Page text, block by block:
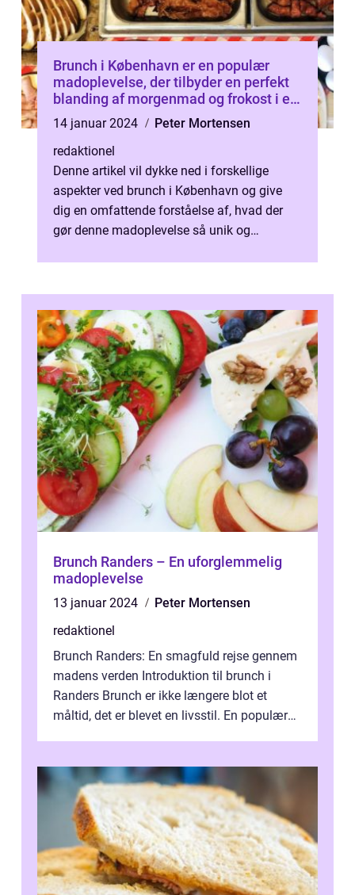
Brunch i København er en populær
madoplevelse, der tilbyder en perfekt
blanding af morgenmad og frokost i en
afslappet atmosfære
14 januar 2024
Peter Mortensen
redaktionel
Denne artikel vil dykke ned i forskellige
aspekter ved brunch i København og give
dig en omfattende forståelse af, hvad der
gør denne madoplevelse så unik og
Brunch Randers – En uforglemmelig
madoplevelse
13 januar 2024
Peter Mortensen
redaktionel
Brunch Randers: En smagfuld rejse gennem
madens verden Introduktion til brunch i
Randers Brunch er ikke længere blot et
måltid, det er blevet en livsstil. En populær